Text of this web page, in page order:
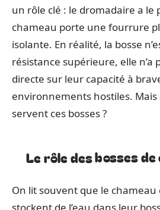
un rôle clé : le dromadaire a le
chameau porte une fourrure
isolante. En réalité, la bosse
résistance supérieure, elle n’a
directe sur leur capacité à
environnements hostiles. Mais
servent ces bosses ?
Le rôle des bosses
On lit souvent que le